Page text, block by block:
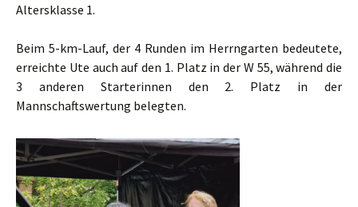
Altersklasse 1.
Beim 5-km-Lauf, der 4 Runden im Herrngarten bedeutete,
erreichte Ute auch auf den 1. Platz in der W 55, während die
3 anderen Starterinnen den 2. Platz in der
Mannschaftswertung belegten.